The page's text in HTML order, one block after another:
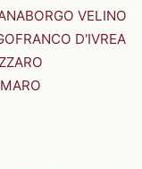
BORGO VELINO
D'IVREA